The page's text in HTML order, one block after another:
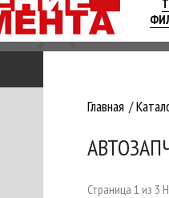
Главная
Страница 1 из 3